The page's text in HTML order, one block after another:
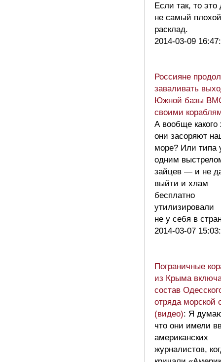
Если так, то это
не самый плохой
расклад.
2014-03-09
Россияне
заваливать
Южной базы
своими
А вообще какого
они засоряют
море? Или типа
одним
зайцев — и не
выйти и хлам
бесплатно
утилизировали
не у себя в
2014-03-07
Пограничные
из Крыма
состав
отряда морской
(видео): Я
что они имели
американских
журналистов,